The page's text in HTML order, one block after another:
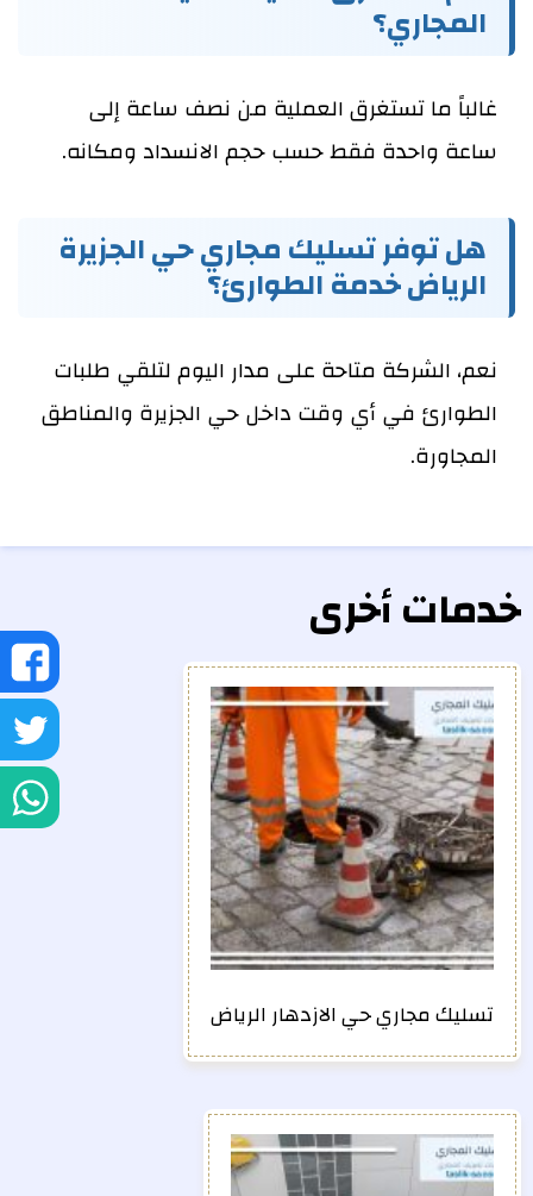
المجاري؟
غالباً ما تستغرق العملية من نصف ساعة إلى
ساعة واحدة فقط حسب حجم الانسداد ومكانه.
هل توفر تسليك مجاري حي الجزيرة
الرياض خدمة الطوارئ؟
نعم، الشركة متاحة على مدار اليوم لتلقي طلبات
الطوارئ في أي وقت داخل حي الجزيرة والمناطق
المجاورة.
خدمات أخرى
تسليك مجاري حي الازدهار الرياض